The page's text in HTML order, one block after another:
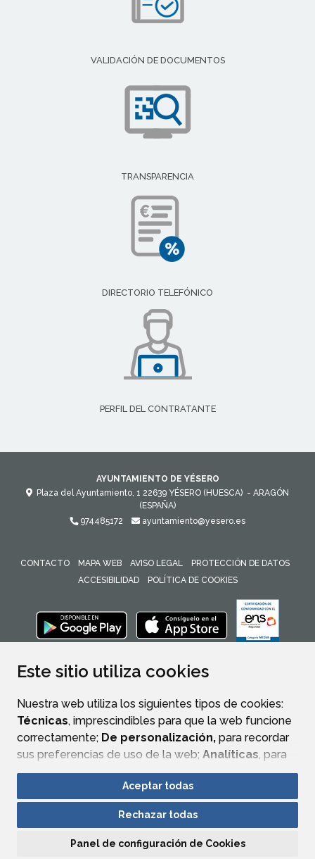
Este sitio utiliza cookies
Nuestra web utiliza los siguientes tipos de cookies:
Técnicas, imprescindibles para que la web funcione
correctamente; De personalización, para recordar
sus preferencias de uso de la web; Analíticas, para
mejorar el funcionamiento de la web y sus servicios.
Si acepta pulsando el botón“Aceptar todas”
consideramos que acepta su uso. Si pulsa el botón
ninguna acción, se guardarán las cookies técnicas
Aceptar todas
Rechazar todas
Panel de configuración de Cookies
VALIDACIÓN DE DOCUMENTOS
TRANSPARENCIA
DIRECTORIO TELEFÓNICO
PERFIL DEL CONTRATANTE
AYUNTAMIENTO DE YÉSERO
Plaza del Ayuntamiento, 1 22639 YÉSERO (HUESCA) - ARAGÓN
(ESPAÑA)
974485172
ayuntamiento@yesero.es
CONTACTO MAPA WEB AVISO LEGAL
PROTECCIÓN DE DATOS
ACCESIBILIDAD
POLÍTICA DE COOKIES